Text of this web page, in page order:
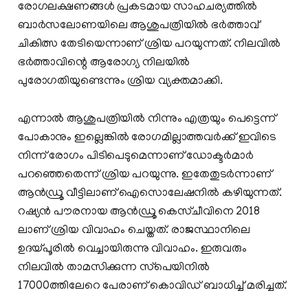
രോഗലക്ഷണങ്ങള്‍ പ്രകടമായ സാഹചര്യത്തില്‍
ബാര്‍സലോണയിലെ ആശുപത്രിയില്‍ ഭര്‍ത്താവ്
ചികിത്സ തേടിയെന്നാണ് ശ്രിയ പറയുന്നത്. നിലവില്‍
ഭര്‍ത്താവിന്റെ ആരോഗ്യ നിലയില്‍
പുരോഗതിയുണ്ടെന്നും ശ്രിയ വ്യക്തമാക്കി.
എന്നാല്‍ ആശുപത്രിയില്‍ നിന്നും എത്രയും പെട്ടെന്ന്
പോകാനും ഇല്ലെങ്കില്‍ രോഗമില്ലാത്തവര്‍ക്ക് ഇവിടെ
നിന്ന് രോഗം പിടിപെടുമെന്നാണ് ഡോക്ടര്‍മാര്‍
പറഞ്ഞെതെന്ന് ശ്രിയ പറയുന്നു. ഇതേതുടര്‍ന്നാണ്
ആന്‍ഡ്രൂ വീട്ടിലാണ് ഐസൊലേഷനില്‍ കഴിയുന്നത്.
റഷ്യന്‍ പൗരനായ ആന്‍ഡ്രൂ കെസ്ചീവിനെ 2018
ലാണ് ശ്രിയ വിവാഹം ചെയ്തത്. രാജസ്ഥാനിലെ
ഉദയ്പൂരില്‍ വെച്ചായിരുന്നു വിവാഹം. ഇരുവരും
നിലവില്‍ താമസിക്കുന്ന സ്‌പെയിനില്‍
17000ത്തിലേറെ പേരാണ് കൊവിഡ് ബാധിച്ച്‌ മരിച്ചത്.